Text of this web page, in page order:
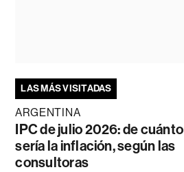
LAS MÁS VISITADAS
ARGENTINA
IPC de julio 2026: de cuánto
sería la inflación, según las
consultoras